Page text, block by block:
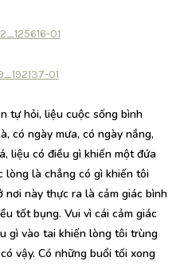
tự hỏi, liệu cuộc sống bình
có ngày mưa, có ngày nắng,
liệu có điều gì khiến một đứa
lòng là chẳng có gì khiến tôi
này thực ra là cảm giác bình
tốt bụng. Vui vì cái cảm giác
gì vào tai khiến lòng tôi trùng
vậy. Có những buổi tối xong